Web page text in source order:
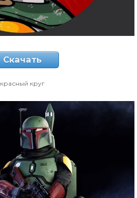
Скачать
красный круг